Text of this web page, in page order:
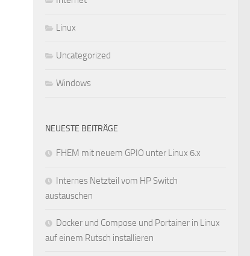
Linux
Uncategorized
Windows
NEUESTE BEITRÄGE
FHEM mit neuem GPIO unter Linux 6.x
Internes Netzteil vom HP Switch
austauschen
Docker und Compose und Portainer in Linux
auf einem Rutsch installieren